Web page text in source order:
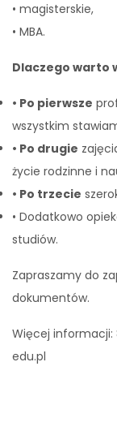
• magisterskie,
• MBA.
Dlaczego warto
• Po pierwsze
wszystkim
• Po drugie
życie rodzinne i
• Po trzecie
• Dodatkowo
studiów.
Zapraszamy do
dokumentów.
Więcej
edu.pl